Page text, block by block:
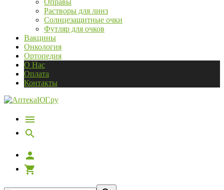
Оправы
Растворы для линз
Солнцезащитные очки
Футляр для очков
Вакцины
Онкология
Ортопедия
О Нас
Оплата
Контакты